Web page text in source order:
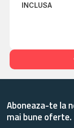
INCLUSA
Aboneaza-te la
mai bune oferte.